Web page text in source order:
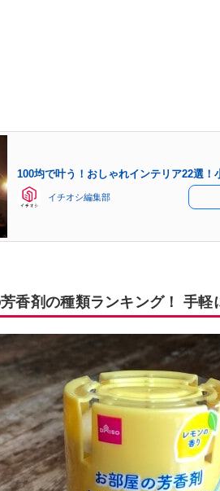
100均で叶う！おしゃれインテリア22選！
イチオシ編集部
香剤の種類ランキング！ 手